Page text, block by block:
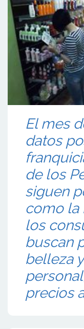
El mes
datos
de los
siguen
como la
los
buscan
belleza
precios